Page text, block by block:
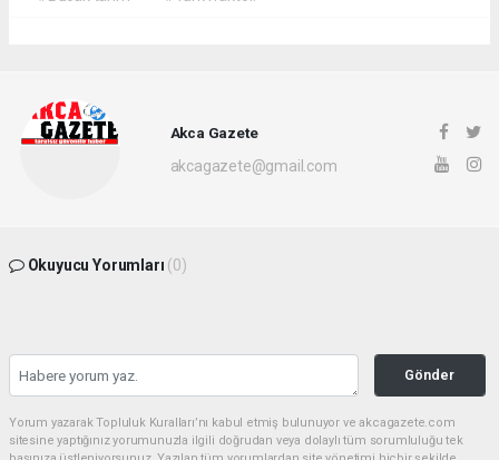
Akca Gazete
akcagazete@gmail.com
Okuyucu Yorumları (0)
Gönder
Yorum yazarak Topluluk Kuralları’nı kabul etmiş bulunuyor ve akcagazete.com
sitesine yaptığınız yorumunuzla ilgili doğrudan veya dolaylı tüm sorumluluğu tek